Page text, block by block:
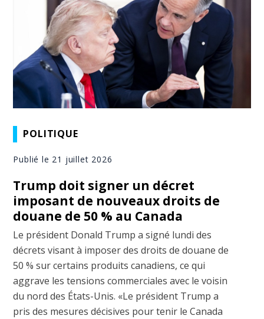
POLITIQUE
Publié le 21 juillet 2026
Trump doit signer un décret
imposant de nouveaux droits de
douane de 50 % au Canada
Le président Donald Trump a signé lundi des
décrets visant à imposer des droits de douane de
50 % sur certains produits canadiens, ce qui
aggrave les tensions commerciales avec le voisin
du nord des États-Unis. «Le président Trump a
pris des mesures décisives pour tenir le Canada